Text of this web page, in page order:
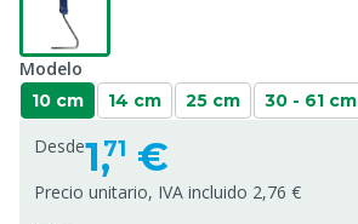
Modelo
10 cm 14 cm 25 cm 30 - 61 cm
Desde1,71 €
Precio unitario, IVA incluido 2,76 €